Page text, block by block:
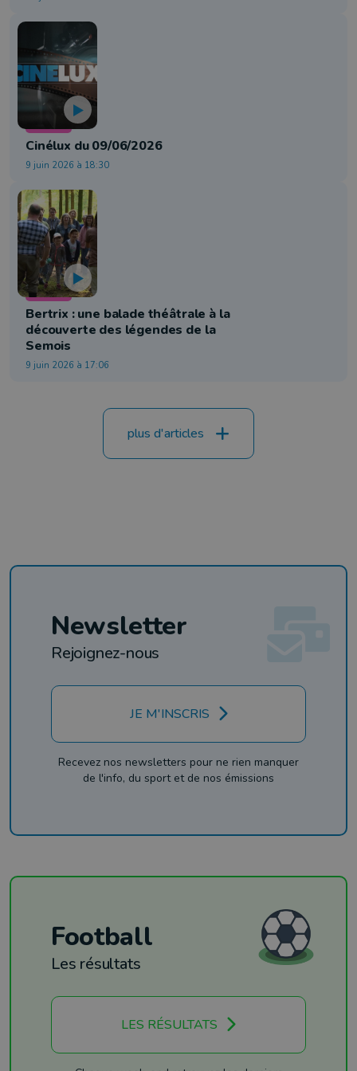
Cinéma
Cinélux du 09/06/2026
9 juin 2026 à 18:30
Théâtre
Bertrix : une balade théâtrale à la
découverte des légendes de la
Semois
9 juin 2026 à 17:06
plus d'articles
Newsletter
Rejoignez-nous
JE M'INSCRIS
Recevez nos newsletters pour ne rien manquer
de l'info, du sport et de nos émissions
Football
Les résultats
LES RÉSULTATS